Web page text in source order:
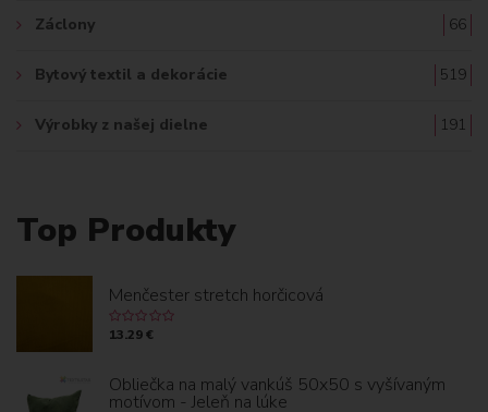
Záclony 66
Bytový textil a dekorácie 519
Výrobky z našej dielne 191
Top Produkty
Menčester stretch horčicová
13.29 €
Obliečka na malý vankúš 50x50 s vyšívaným
motívom - Jeleň na lúke